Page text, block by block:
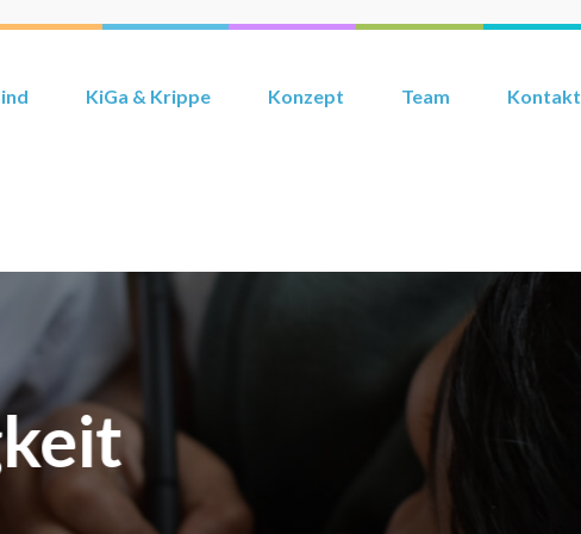
KiGa & Krippe Konzept Team Kontakt
Alters-,